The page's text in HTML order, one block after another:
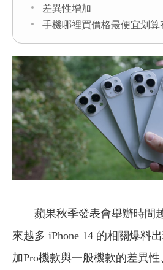
差異性增加
手機哪裡買價格最便宜划算
蘋果秋季發表會舉辦時間
來越多 iPhone 14 的相關爆料
加Pro機款與一般機款的差異